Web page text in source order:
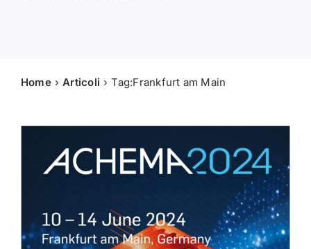
Ricambi
Contatti
Italiano
Home Articoli Tag:Frankfurt am Main